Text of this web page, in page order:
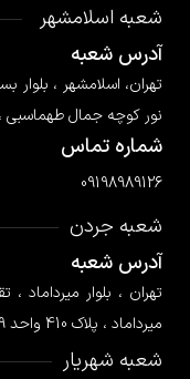
شعبه اسلامشهر
آدرس شعبه
تهران، اسلامشهر ،
نور کوچه جمال طهماسبی ، پلاک ۱ ،
شماره تماس
09198989126
شعبه جردن
آدرس شعبه
تهران ، بلوار میرداماد
میرداماد ، پلاک 410 واحد 9
شعبه شهریار